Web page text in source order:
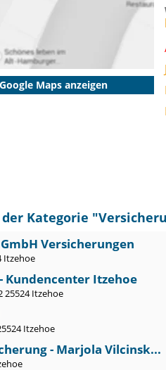
Maps anzeigen
Kategorie "
Versicherungen
Itzehoe
Kundencenter Itzehoe
25524 Itzehoe
Itzehoe
- Marjola Vilcinsk...